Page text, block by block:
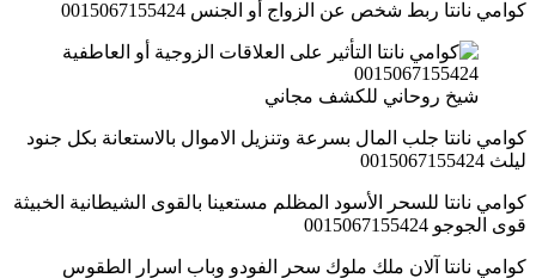
كوامي نانتا ربط شخص عن الزواج أو الجنس 0015067155424
شيخ روحاني للكشف مجاني
كوامي نانتا جلب المال بسرعة وتنزيل الاموال بالاستعانة بكل جنود
ليلث 0015067155424
كوامي نانتا للسحر الأسود المظلم مستعينا بالقوى الشيطانية الخبيثة
قوى الجوجو 0015067155424
كوامي نانتا آلان ملك ملوك سحر الفودو وباب اسرار الطقوس